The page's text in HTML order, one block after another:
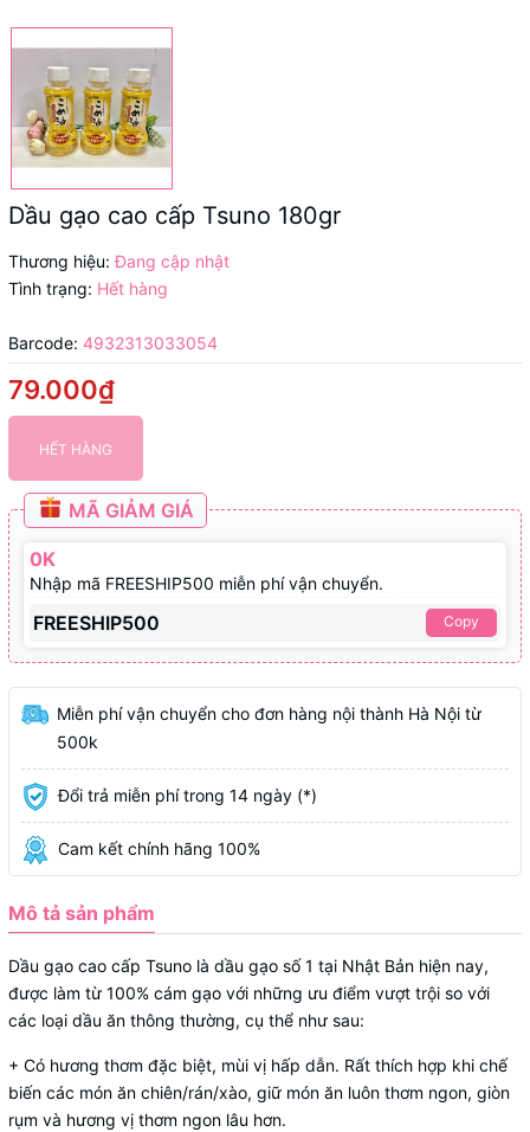
Dầu gạo cao cấp Tsuno 180gr
Thương hiệu: Đang cập nhật
Tình trạng: Hết hàng
Barcode: 4932313033054
79.000₫
HẾT HÀNG
MÃ GIẢM GIÁ
0K
Nhập mã FREESHIP500 miễn phí vận chuyển.
FREESHIP500 Copy
Miễn phí vận chuyển cho đơn hàng nội thành Hà Nội từ
500k
Đổi trả miễn phí trong 14 ngày (*)
Cam kết chính hãng 100%
Mô tả sản phẩm
Dầu gạo cao cấp Tsuno là dầu gạo số 1 tại Nhật Bản hiện nay,
được làm từ 100% cám gạo với những ưu điểm vượt trội so với
các loại dầu ăn thông thường, cụ thể như sau:
+ Có hương thơm đặc biệt, mùi vị hấp dẫn. Rất thích hợp khi chế
biến các món ăn chiên/rán/xào, giữ món ăn luôn thơm ngon, giòn
rụm và hương vị thơm ngon lâu hơn.